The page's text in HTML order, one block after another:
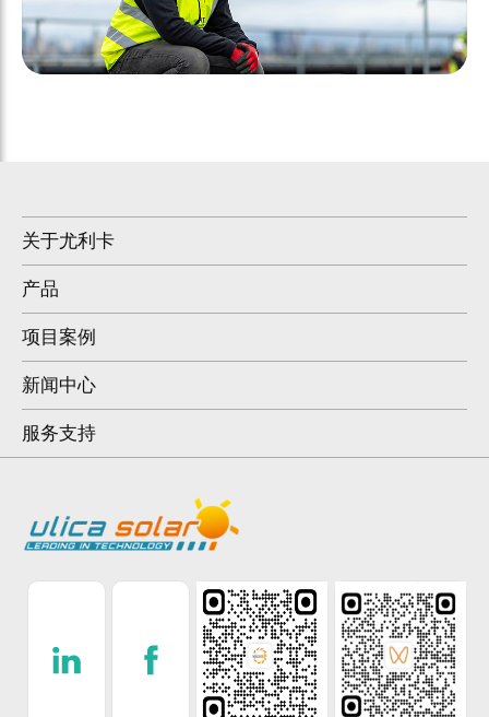
关于尤利卡
产品
项目案例
新闻中心
服务支持